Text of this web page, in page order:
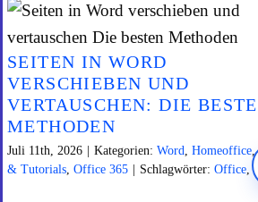
SEITEN IN WORD
VERSCHIEBEN UND
VERTAUSCHEN: DIE
METHODEN
Juli 11th, 2026 Kategorien: Word, Homeoffice,
& Tutorials, Office 365 Schlagwörter: Office,